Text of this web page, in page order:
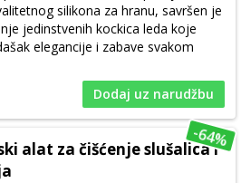
silikona za hranu, savršen je
jedinstvenih kockica leda koje
elegancije i zabave svakom
Dodaj uz narudžbu
alat za čišćenje slušalica i
-64%